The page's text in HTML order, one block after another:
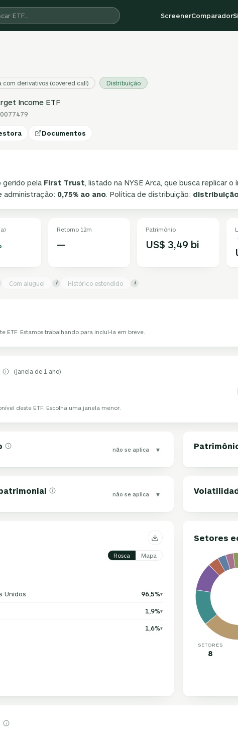
ScreenerComparador
com derivativos (covered call) Distribuição
Income ETF
Documentos
gerido pela First Trust, listado na NYSE Arca, que busca replicar o
administração: 0,75% ao ano. Política de distribuição:
Retorno 12m
—
Patrimônio
US$ 3,49 bi
Com aluguel i Histórico estendido i
ETF. Estamos trabalhando para incluí-la em breve.
(janela de 1 ano)
deste ETF. Escolha uma janela menor.
não se aplica ▾
não se aplica ▾
Rosca Mapa
Unidos 96,5%▾
1,9%▾
1,6%▾
Setores
SETORES
8